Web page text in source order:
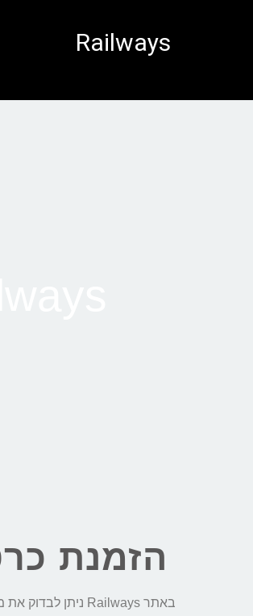
Railways
הזמנת
באתר Railways ניתן לבדוק את מסלול הנסיעה מפירנצה לסיינה, לבצע השוואת מחירים חכמה בין כל חברות הרכבת ולהזמין כרטיסי רכבת בקליק: